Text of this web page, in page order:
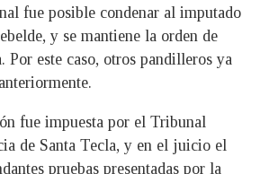
fue posible condenar al imputado
y se mantiene la orden de
Por este caso, otros pandilleros ya
fue impuesta por el Tribunal
de Santa Tecla, y en el juicio el
pruebas presentadas por la